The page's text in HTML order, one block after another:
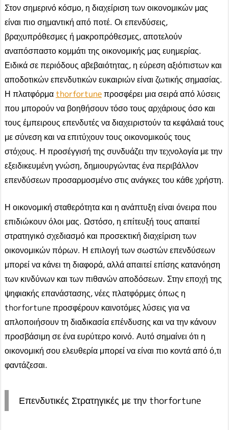
Στον σημερινό κόσμο, η διαχείριση των οικονομικών μας
είναι πιο σημαντική από ποτέ. Οι επενδύσεις,
βραχυπρόθεσμες ή μακροπρόθεσμες, αποτελούν
αναπόσπαστο κομμάτι της οικονομικής μας ευημερίας.
Ειδικά σε περιόδους αβεβαιότητας, η εύρεση αξιόπιστων και
αποδοτικών επενδυτικών ευκαιριών είναι ζωτικής σημασίας.
Η πλατφόρμα thorfortuneπροσφέρει μια σειρά από λύσεις
που μπορούν να βοηθήσουν τόσο τους αρχάριους όσο και
τους έμπειρους επενδυτές να διαχειριστούν τα κεφάλαιά τους
με σύνεση και να επιτύχουν τους οικονομικούς τους
στόχους. Η προσέγγισή της συνδυάζει την τεχνολογία με την
εξειδικευμένη γνώση, δημιουργώντας ένα περιβάλλον
επενδύσεων προσαρμοσμένο στις ανάγκες του κάθε χρήστη.
Η οικονομική σταθερότητα και η ανάπτυξη είναι όνειρα που
επιδιώκουν όλοι μας. Ωστόσο, η επίτευξή τους απαιτεί
στρατηγικό σχεδιασμό και προσεκτική διαχείριση των
οικονομικών πόρων. Η επιλογή των σωστών επενδύσεων
μπορεί να κάνει τη διαφορά, αλλά απαιτεί επίσης κατανόηση
των κινδύνων και των πιθανών αποδόσεων. Στην εποχή της
ψηφιακής επανάστασης, νέες πλατφόρμες όπως η
thorfortune προσφέρουν καινοτόμες λύσεις για να
απλοποιήσουν τη διαδικασία επένδυσης και να την κάνουν
προσβάσιμη σε ένα ευρύτερο κοινό. Αυτό σημαίνει ότι η
οικονομική σου ελευθερία μπορεί να είναι πιο κοντά από ό,τι
φαντάζεσαι.
Επενδυτικές Στρατηγικές με την thorfortune